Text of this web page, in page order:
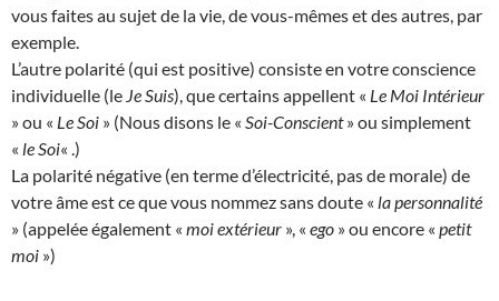
vous faites au sujet de la vie, de vous-mêmes et des autres, par
exemple.
L’autre polarité (qui est positive) consiste en votre conscience
individuelle (le Je Suis), que certains appellent « Le Moi Intérieur
» ou « Le Soi » (Nous disons le « Soi-Conscient» ou simplement
« le Soi« .)
La polarité négative (en terme d’électricité, pas de morale) de
votre âme est ce que vous nommez sans doute « la personnalité
» (appelée également « moi extérieur », « ego » ou encore « petit
moi »)